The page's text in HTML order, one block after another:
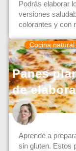
Podrás elaborar
versiones
colorantes y con
Cocina
Panes
de
Aprendé a
sin gluten. Estos